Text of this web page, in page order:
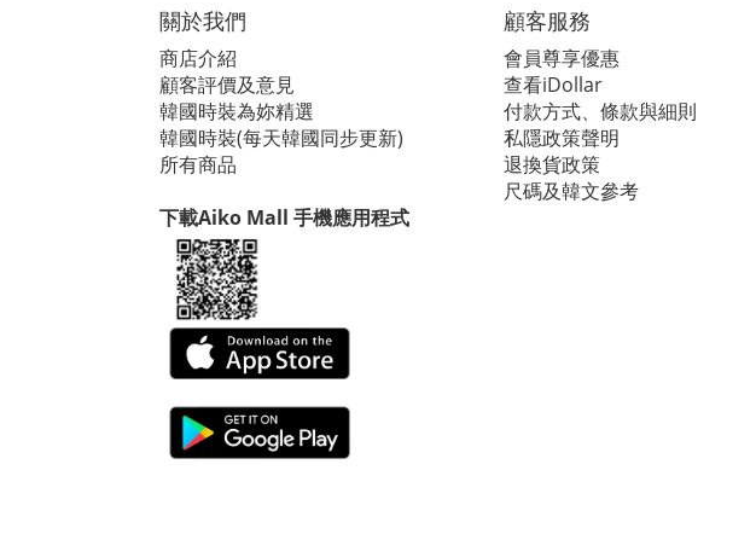
關於我們
商店介紹
顧客評價及意見
韓國時裝為妳精選
韓國時裝(每天韓國同步更新)
所有商品
下載Aiko Mall 手機應用程式
顧客服務
會員尊享優惠
查看iDollar
付款方式、條款與細則
私隱政策聲明
退換貨政策
尺碼及韓文參考